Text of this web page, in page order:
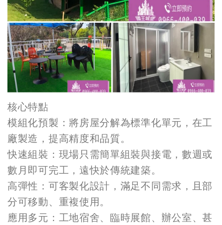
核心特點
模組化預製：將房屋分解為標準化單元，在工
廠製造，提高精度和品質。
快速組裝：現場只需簡單組裝與接電，數週或
數月即可完工，遠快於傳統建築。
高彈性：可客製化設計，滿足不同需求，且部
分可移動、重複使用。
應用多元：工地宿舍、臨時展館、辦公室、甚